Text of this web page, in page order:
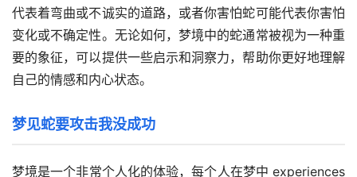
代表着弯曲或不诚实的道路，或者你害怕蛇可能代表你害怕
变化或不确定性。无论如何，梦境中的蛇通常被视为一种重
要的象征，可以提供一些启示和洞察力，帮助你更好地理解
自己的情感和内心状态。
梦见蛇要攻击我没成功
梦境是一个非常个人化的体验，每个人在梦中 experiences